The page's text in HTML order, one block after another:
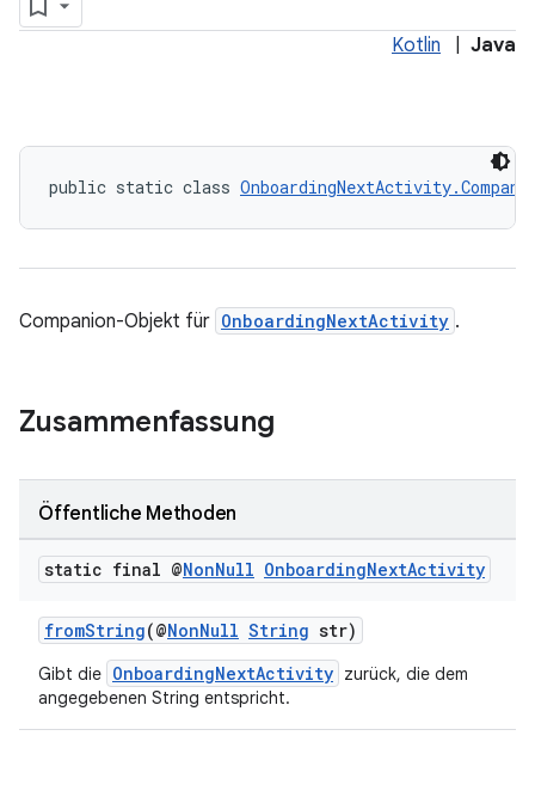
Kotlin Java
public static class
Companion-Objekt für OnboardingNextActivity .
Zusammenfassung
Öffentliche Methoden
static final @NonNull OnboardingNextActivity
fromString(@NonNull String str)
Gibt die OnboardingNextActivity zurück, die dem
angegebenen String entspricht.